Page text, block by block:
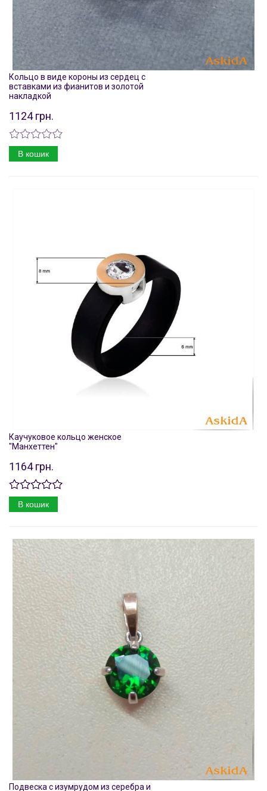
Кольцо в виде короны из сердец с
вставками из фианитов и золотой
накладкой
1124 грн.
В кошик
Каучуковое кольцо женское
"Манхеттен"
1164 грн.
В кошик
Подвеска с изумрудом из серебра и